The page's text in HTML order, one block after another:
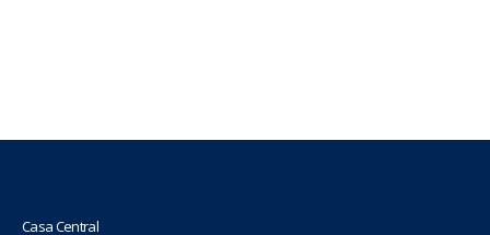
Casa Central